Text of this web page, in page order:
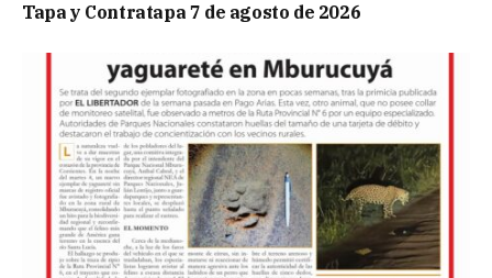
Tapa y Contratapa 7 de agosto de 2026